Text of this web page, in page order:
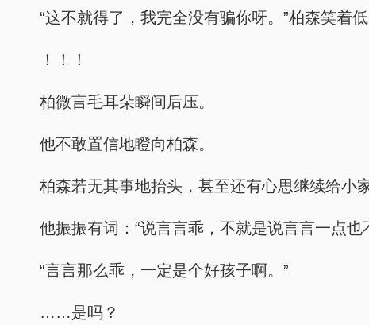
“这不就得了，我完全没有骗你呀。”柏森笑着
！！！
柏微言毛耳朵瞬间后压。
他不敢置信地瞪向柏森。
柏森若无其事地抬头，甚至还有心思继续给小
他振振有词：“说言言乖，不就是说言言一点也
“言言那么乖，一定是个好孩子啊。”
……是吗？